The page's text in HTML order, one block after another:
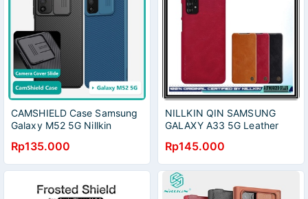
CAMSHIELD Case Samsung
Galaxy M52 5G Nillkin
Rp135.000
NILLKIN QIN SAMSUNG
GALAXY A33 5G Leather
Rp145.000